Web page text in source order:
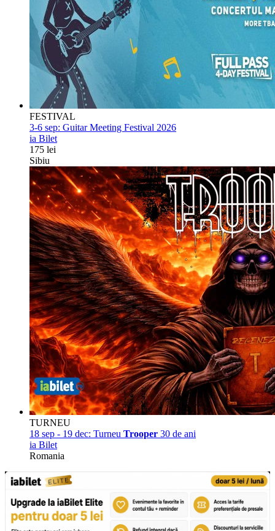
FESTIVAL
3-6 sep: Guitar Meeting Festival 2026
ia Bilet
175 lei
Sibiu
TURNEU
18 sep - 19 dec: Turneu Trooper 30 de ani
ia Bilet
Romania